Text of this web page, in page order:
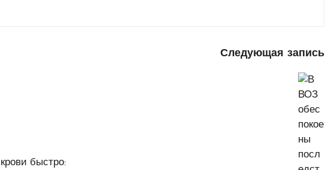
быстро:
Следующая запись